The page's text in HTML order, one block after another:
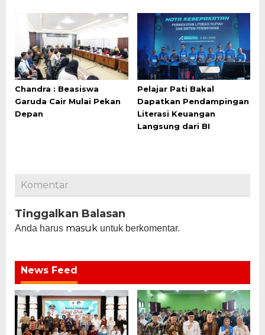
Chandra : Beasiswa
Garuda Cair Mulai Pekan
Depan
Pelajar Pati Bakal
Dapatkan Pendampingan
Literasi Keuangan
Langsung dari BI
Komentar
Tinggalkan Balasan
Anda harus masuk untuk berkomentar.
News Feed